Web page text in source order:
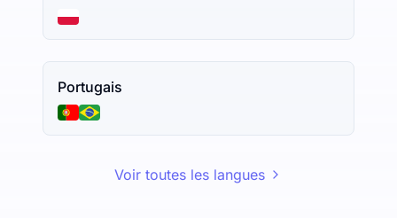
Portugais
Voir toutes les langues